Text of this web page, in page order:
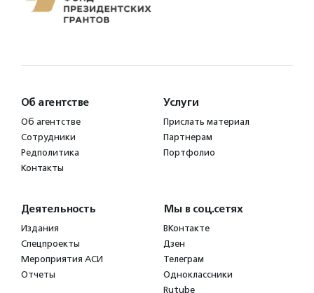
Об агентстве
Об агентстве
Сотрудники
Редполитика
Контакты
Услуги
Прислать материал
Партнерам
Портфолио
Деятельность
Издания
Спецпроекты
Мероприятия АСИ
Отчеты
Мы в соц.сетях
ВКонтакте
Дзен
Телеграм
Одноклассники
Rutube